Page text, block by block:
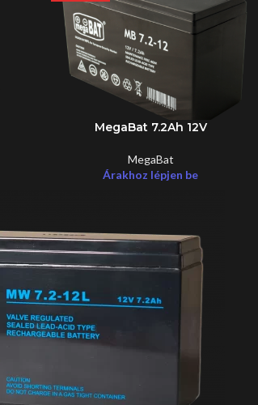
MegaBat 7.2Ah 12V
MegaBat
Árakhoz lépjen be